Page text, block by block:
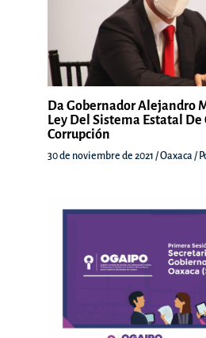
Da Gobernador Alejandro
Ley Del Sistema Estatal De
Corrupción
30 de noviembre de 2021 /Oaxaca /